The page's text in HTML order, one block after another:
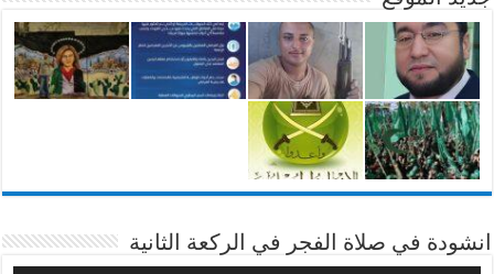
انشودة في صلاة الفجر في الركعة الثانية